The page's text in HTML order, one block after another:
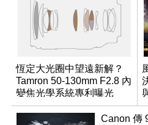
恆定大光圈中望遠新解？
Tamron 50-130mm F2.8 內
變焦光學系統專利曝光
Canon 傳